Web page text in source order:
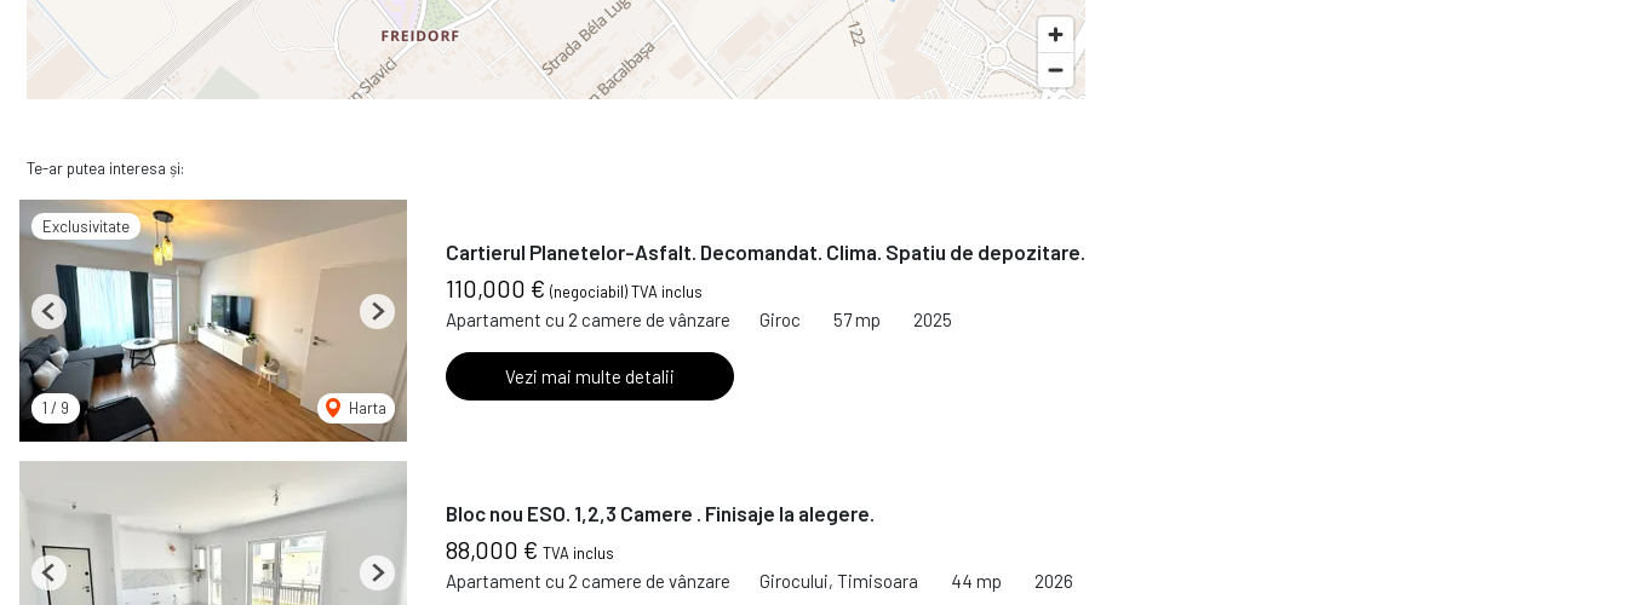
Te-ar putea interesa și:
Exclusivitate
1 / 9 Harta
Previous Next
Cartierul Planetelor-Asfalt. Decomandat. Clima. Spatiu de depozitare.
110,000 € (negociabil) TVA inclus
Apartament cu 2 camere de vânzare Giroc 57 mp 2025
Vezi mai multe detalii
Previous Next
Bloc nou ESO. 1,2,3 Camere . Finisaje la alegere.
88,000 € TVA inclus
Apartament cu 2 camere de vânzare Girocului, Timisoara 44 mp 2026